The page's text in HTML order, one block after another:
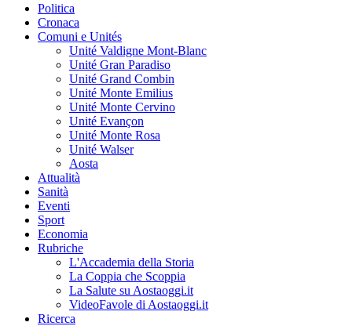
Politica
Cronaca
Comuni e Unités
Unité Valdigne Mont-Blanc
Unité Gran Paradiso
Unité Grand Combin
Unité Monte Emilius
Unité Monte Cervino
Unité Evançon
Unité Monte Rosa
Unité Walser
Aosta
Attualità
Sanità
Eventi
Sport
Economia
Rubriche
L'Accademia della Storia
La Coppia che Scoppia
La Salute su Aostaoggi.it
VideoFavole di Aostaoggi.it
Ricerca